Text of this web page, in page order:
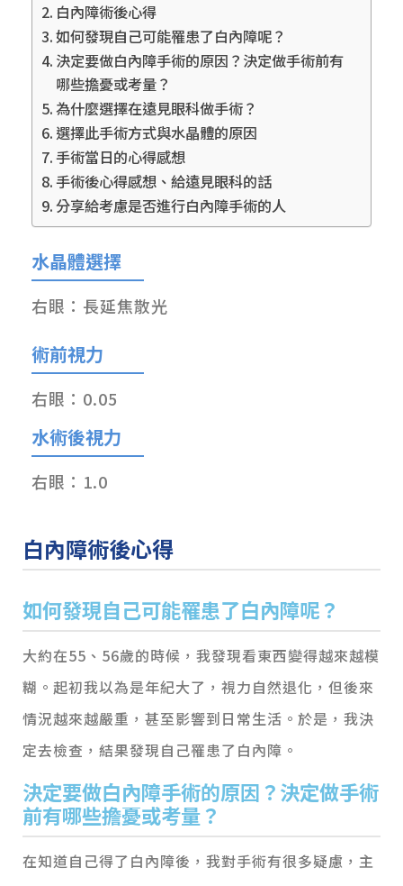
白內障術後心得
如何發現自己可能罹患了白內障呢？
決定要做白內障手術的原因？決定做手術前有
哪些擔憂或考量？
為什麼選擇在遠見眼科做手術？
選擇此手術方式與水晶體的原因
手術當日的心得感想
手術後心得感想、給遠見眼科的話
分享給考慮是否進行白內障手術的人
水晶體選擇
右眼：長延焦散光
術前視力
右眼：0.05
水術後視力
右眼：1.0
白內障術後心得
如何發現自己可能罹患了白內障呢？
大約在55、56歲的時候，我發現看東西變得越來越模
糊。起初我以為是年紀大了，視力自然退化，但後來
情況越來越嚴重，甚至影響到日常生活。於是，我決
定去檢查，結果發現自己罹患了白內障。
決定要做白內障手術的原因？決定做手術
前有哪些擔憂或考量？
在知道自己得了白內障後，我對手術有很多疑慮，主